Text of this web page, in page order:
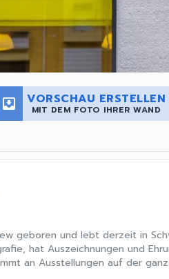
move_to_inbox VORSCHAU ERSTELLEN
MIT DEM FOTO IHRER WAND
geboren und lebt derzeit in
hat Auszeichnungen und
an Ausstellungen auf der